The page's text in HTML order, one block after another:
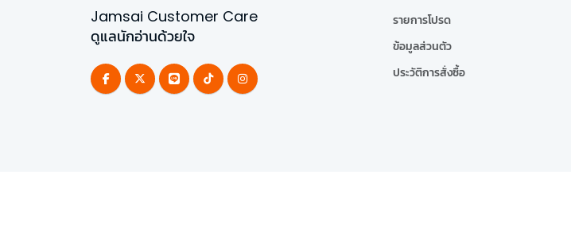
Jamsai Customer Care
ดูแลนักอ่านด้วยใจ
รายการโปรด
ข้อมูลส่วนตัว
ประวัติการสั่งซื้อ